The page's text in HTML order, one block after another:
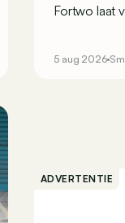
Fortwo laat
5 aug 2026
ADVERTENTIE